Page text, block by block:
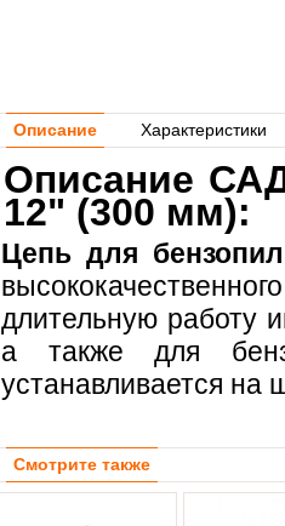
Описание Характеристики
Описание
12" (300 мм):
Цепь для
длительную работу
а также для
устанавливается
Смотрите также